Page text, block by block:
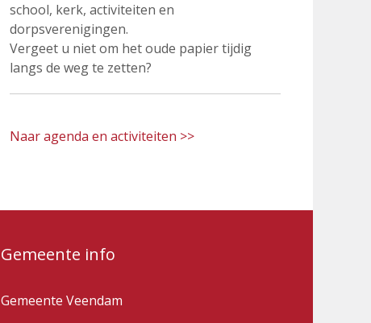
school, kerk, activiteiten en
dorpsverenigingen.
Vergeet u niet om het oude papier tijdig
langs de weg te zetten?
Naar agenda en activiteiten >>
Gemeente info
Gemeente Veendam